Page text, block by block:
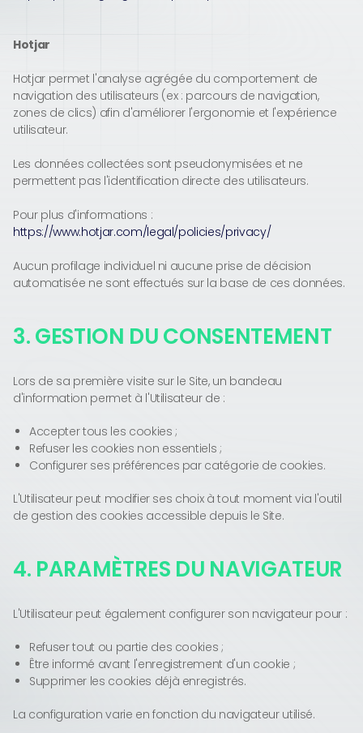
Hotjar
Hotjar permet l'analyse agrégée du comportement de
navigation des utilisateurs (ex : parcours de navigation,
zones de clics) afin d'améliorer l'ergonomie et l'expérience
utilisateur.
Les données collectées sont pseudonymisées et ne
permettent pas l'identification directe des utilisateurs.
Pour plus d'informations :
https://www.hotjar.com/legal/policies/privacy/
Aucun profilage individuel ni aucune prise de décision
automatisée ne sont effectués sur la base de ces données.
3. GESTION DU CONSENTEMENT
Lors de sa première visite sur le Site, un bandeau
d'information permet à l'Utilisateur de :
Accepter tous les cookies ;
Refuser les cookies non essentiels ;
Configurer ses préférences par catégorie de cookies.
L'Utilisateur peut modifier ses choix à tout moment via l'outil
de gestion des cookies accessible depuis le Site.
4. PARAMÈTRES DU NAVIGATEUR
L'Utilisateur peut également configurer son navigateur pour :
Refuser tout ou partie des cookies ;
Être informé avant l'enregistrement d'un cookie ;
Supprimer les cookies déjà enregistrés.
La configuration varie en fonction du navigateur utilisé.